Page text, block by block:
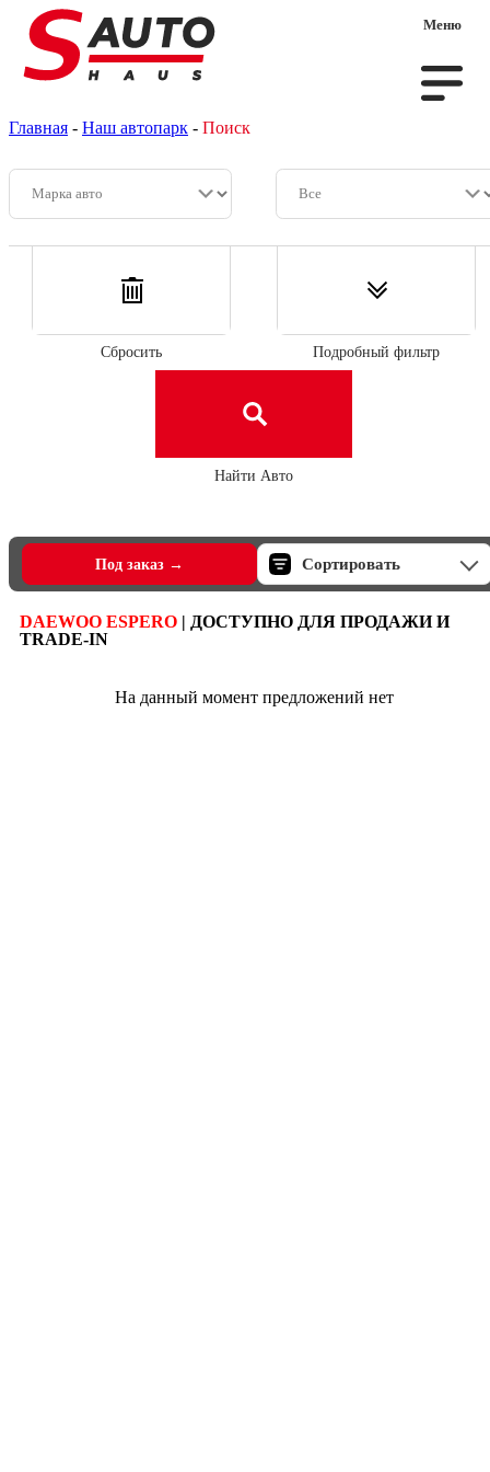
Меню
Главная - Наш автопарк - Поиск
Сбросить Подробный фильтр
Найти Авто
DAEWOO ESPERO | ДОСТУПНО ДЛЯ ПРОДАЖИ И
TRADE-IN
Под заказ → Сортировать
На данный момент предложений нет